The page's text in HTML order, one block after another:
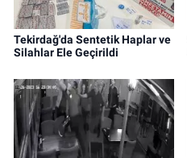
Tekirdağ'da Sentetik Haplar ve
Silahlar Ele Geçirildi